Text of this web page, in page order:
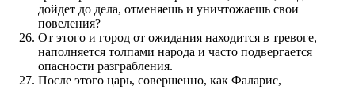
дойдет до дела, отменяешь и уничтожаешь свои
повеления?
От этого и город от ожидания находится в тревоге,
наполняется толпами народа и часто подвергается
опасности разграбления.
После этого царь, совершенно, как Фаларис,